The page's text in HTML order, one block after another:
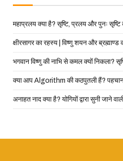
महाप्रलय क्या है? सृष्टि, प्रलय और पुनः सृष्टि
क्षीरसागर का रहस्य | विष्णु शयन और ब्रह्माण्ड
भगवान विष्णु की नाभि से कमल क्यों निकला?
क्या आप Algorithm की कठपुतली हैं?
अनाहत नाद क्या है? योगियों द्वारा सुनी जाने